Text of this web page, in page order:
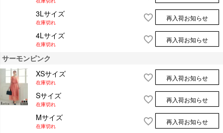
3Lサイズ
在庫切れ
再入荷お知らせ
4Lサイズ
在庫切れ
再入荷お知らせ
サーモンピンク
XSサイズ
在庫切れ
再入荷お知らせ
Sサイズ
在庫切れ
再入荷お知らせ
Mサイズ
在庫切れ
再入荷お知らせ